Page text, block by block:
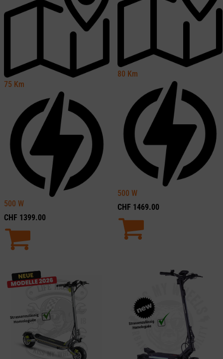
75 Km
500 W
CHF 1399.00
80 Km
500 W
CHF 1469.00